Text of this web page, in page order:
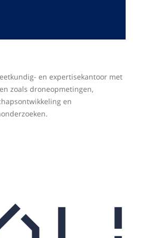
en expertisekantoor met
zoals droneopmetingen,
en